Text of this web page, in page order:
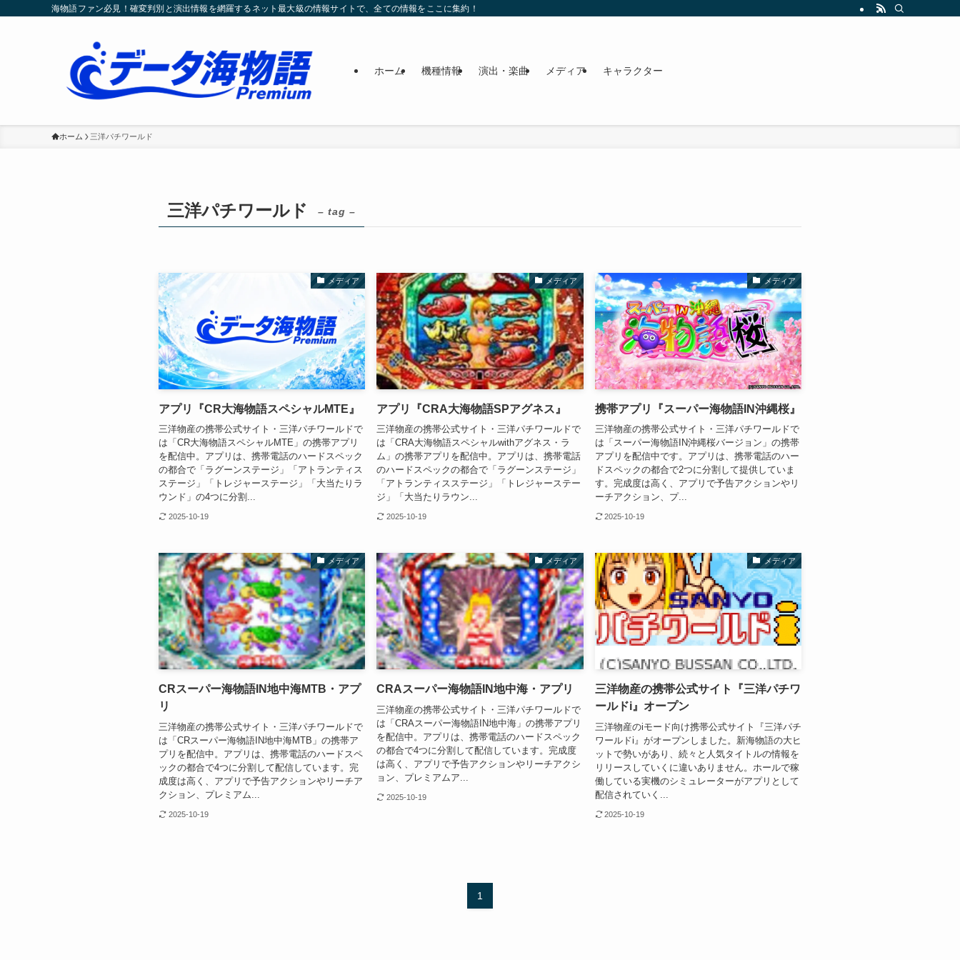
海物語ファン必見！確変判別と演出情報を網羅するネット最大級の情報サイトで、全ての情報をここに集約！
ホーム 機種情報 演出・楽曲 メディア キャラクター
ホーム 三洋パチワールド
三洋パチワールド – tag –
メディア
アプリ『CR大海物語スペシャルMTE』
三洋物産の携帯公式サイト・三洋パチワールドで
は「CR大海物語スペシャルMTE」の携帯アプリ
を配信中。アプリは、携帯電話のハードスペック
の都合で「ラグーンステージ」「アトランティス
ステージ」「トレジャーステージ」「大当たりラ
ウンド」の4つに分割...
2025-10-19
メディア
アプリ『CRA大海物語SPアグネス』
三洋物産の携帯公式サイト・三洋パチワールドで
は「CRA大海物語スペシャルwithアグネス・ラ
ム」の携帯アプリを配信中。アプリは、携帯電話
のハードスペックの都合で「ラグーンステージ」
「アトランティスステージ」「トレジャーステー
ジ」「大当たりラウン...
2025-10-19
メディア
携帯アプリ『スーパー海物語IN沖縄桜』
三洋物産の携帯公式サイト・三洋パチワールドで
は「スーパー海物語IN沖縄桜バージョン」の携帯
アプリを配信中です。アプリは、携帯電話のハー
ドスペックの都合で2つに分割して提供していま
す。完成度は高く、アプリで予告アクションやリ
ーチアクション、プ...
2025-10-19
メディア
CRスーパー海物語IN地中海MTB・アプ
リ
三洋物産の携帯公式サイト・三洋パチワールドで
は「CRスーパー海物語IN地中海MTB」の携帯ア
プリを配信中。アプリは、携帯電話のハードスペ
ックの都合で4つに分割して配信しています。完
成度は高く、アプリで予告アクションやリーチア
クション、プレミアム...
2025-10-19
メディア
CRAスーパー海物語IN地中海・アプリ
三洋物産の携帯公式サイト・三洋パチワールドで
は「CRAスーパー海物語IN地中海」の携帯アプリ
を配信中。アプリは、携帯電話のハードスペック
の都合で4つに分割して配信しています。完成度
は高く、アプリで予告アクションやリーチアクシ
ョン、プレミアムア...
2025-10-19
メディア
三洋物産の携帯公式サイト『三洋パチワ
ールドi』オープン
三洋物産のiモード向け携帯公式サイト『三洋パチ
ワールドi』がオープンしました。新海物語の大ヒ
ットで勢いがあり、続々と人気タイトルの情報を
リリースしていくに違いありません。ホールで稼
働している実機のシミュレーターがアプリとして
配信されていく...
2025-10-19
1